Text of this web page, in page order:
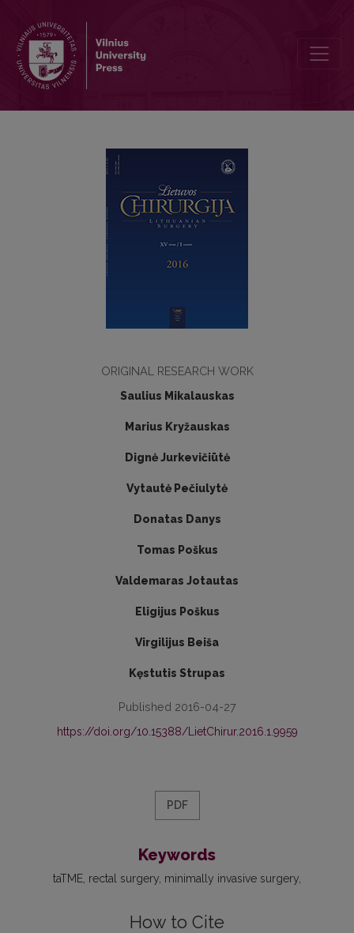
ORIGINAL RESEARCH WORK
Saulius Mikalauskas
Marius Kryžauskas
Dignė Jurkevičiūtė
Vytautė Pečiulytė
Donatas Danys
Tomas Poškus
Valdemaras Jotautas
Eligijus Poškus
Virgilijus Beiša
Kęstutis Strupas
Published 2016-04-27
https://doi.org/10.15388/LietChirur.2016.1.9959
PDF
Keywords
taTME rectal surgery minimally invasive surgery
How to Cite